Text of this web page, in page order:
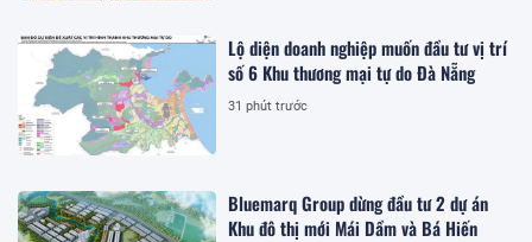
Lộ diện doanh nghiệp muốn đầu tư vị trí
số 6 Khu thương mại tự do Đà Nẵng
31 phút trước
Bluemarq Group dừng đầu tư 2 dự án
Khu đô thị mới Mái Dầm và Bá Hiến